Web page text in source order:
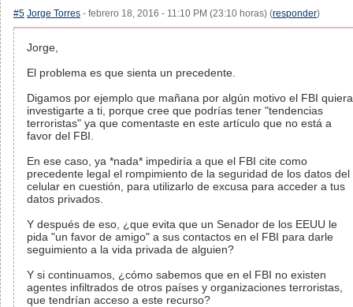
#5 Jorge Torres - febrero 18, 2016 - 11:10 PM (23:10 horas) (responder)
Jorge,
El problema es que sienta un precedente.
Digamos por ejemplo que mañana por algún motivo el FBI quiera
investigarte a ti, porque cree que podrías tener "tendencias
terroristas" ya que comentaste en este artículo que no está a
favor del FBI.
En ese caso, ya *nada* impediría a que el FBI cite como
precedente legal el rompimiento de la seguridad de los datos del
celular en cuestión, para utilizarlo de excusa para acceder a tus
datos privados.
Y después de eso, ¿que evita que un Senador de los EEUU le
pida "un favor de amigo" a sus contactos en el FBI para darle
seguimiento a la vida privada de alguien?
Y si continuamos, ¿cómo sabemos que en el FBI no existen
agentes infiltrados de otros países y organizaciones terroristas,
que tendrían acceso a este recurso?